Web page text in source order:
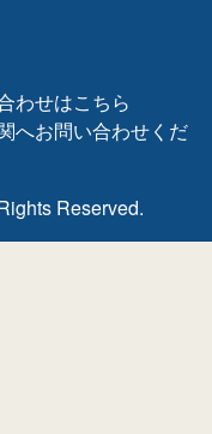
わせはこちら
へお問い合わせくだ
Reserved.